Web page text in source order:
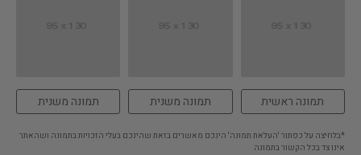
תמונה ראשית תמונה משנית תמונה משנית
*בלחיצה על כפתור 'העלאת תמונה' הינכם מאשרים בזאת שהינכם בעלי הזכויות בתמונה ושהאתר
אינו צד בכל הקשור בתמונה